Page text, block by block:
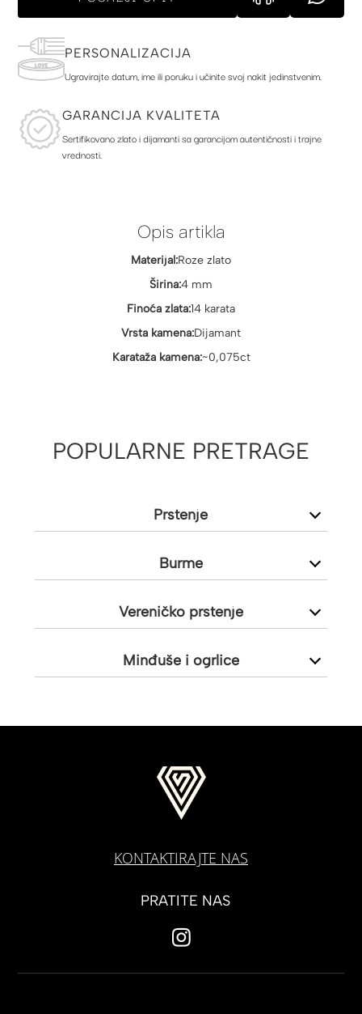
PERSONALIZACIJA
Ugravirajte datum, ime ili poruku i učinite svoj nakit jedinstvenim.
GARANCIJA KVALITETA
Sertifikovano zlato i dijamanti sa garancijom autentičnosti i trajne
vrednosti.
Opis artikla
Materijal:Roze zlato
Širina:4 mm
Finoća zlata:14 karata
Vrsta kamena:Dijamant
Karataža kamena:~0,075ct
POPULARNE PRETRAGE
Prstenje
Burme
Vereničko prstenje
Minđuše i ogrlice
KONTAKTIRAJTE NAS
PRATITE NAS